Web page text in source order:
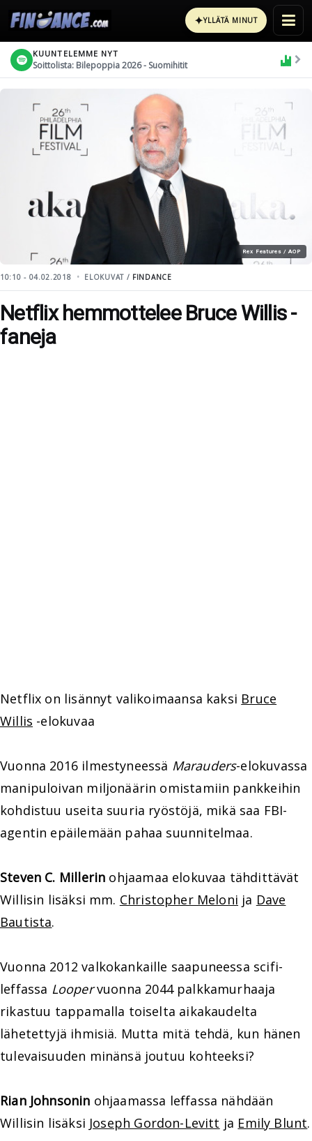
✦YLLÄTÄ MINUT
KUUNTELEMME NYT
Soittolista: Bilepoppia 2026 - Suomihitit
Rex Features / AOP
10:10 - 04.02.2018 ELOKUVAT / FINDANCE
Netflix hemmottelee Bruce Willis -
faneja
Netflix on lisännyt valikoimaansa kaksi Bruce
Willis -elokuvaa
Vuonna 2016 ilmestyneessä Marauders-elokuvassa
manipuloivan miljonäärin omistamiin pankkeihin
kohdistuu useita suuria ryöstöjä, mikä saa FBI-
agentin epäilemään pahaa suunnitelmaa.
Steven C. Millerin ohjaamaa elokuvaa tähdittävät
Willisin lisäksi mm. Christopher Meloni ja Dave
Bautista.
Vuonna 2012 valkokankaille saapuneessa scifi-
leffassa Loopervuonna 2044 palkkamurhaaja
rikastuu tappamalla toiselta aikakaudelta
lähetettyjä ihmisiä. Mutta mitä tehdä, kun hänen
tulevaisuuden minänsä joutuu kohteeksi?
Rian Johnsonin ohjaamassa leffassa nähdään
Willisin lisäksi Joseph Gordon-Levitt ja Emily Blunt.